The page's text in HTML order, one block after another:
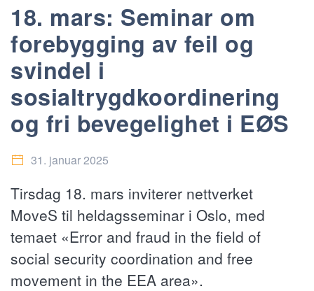
18. mars: Seminar om
forebygging av feil og
svindel i
sosialtrygdkoordinering
og fri bevegelighet i EØS
31. januar 2025
Tirsdag 18. mars inviterer nettverket
MoveS til heldagsseminar i Oslo, med
temaet «Error and fraud in the field of
social security coordination and free
movement in the EEA area».